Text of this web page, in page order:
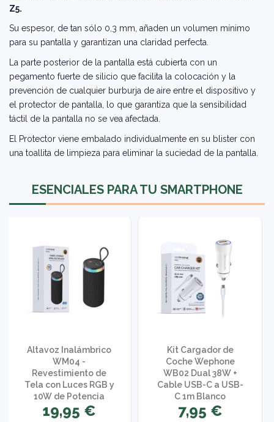
Z5.
Su espesor, de tan sólo 0,3 mm, añaden un volumen mínimo
para su pantalla y garantizan una claridad perfecta.
La parte posterior de la pantalla está cubierta con un
pegamento fuerte de silicio que facilita la colocación y la
prevención de cualquier burburja de aire entre el dispositivo y
el protector de pantalla, lo que garantiza que la sensibilidad
táctil de la pantalla no se vea afectada.
El Protector viene embalado individualmente en su blister con
una toallita de limpieza para eliminar la suciedad de la pantalla.
ESENCIALES PARA TU SMARTPHONE
Altavoz Inalámbrico
WM04 -
Revestimiento de
Tela con Luces RGB y
10W de Potencia
19,95 €
Kit Cargador de
Coche Wephone
WB02 Dual 38W +
Cable USB-C a USB-
C 1m Blanco
7,95 €